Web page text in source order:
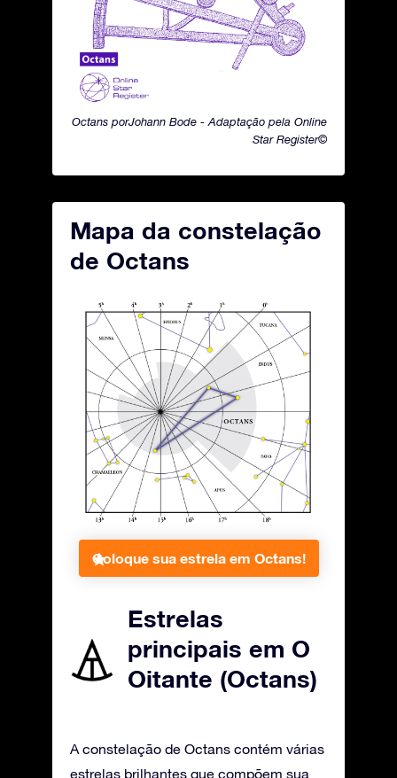
Octans porJohann Bode - Adaptação pela Online
Star Register©
Mapa da constelação
de Octans
Coloque sua estrela em Octans!
Estrelas
principais em O
Oitante (Octans)
A constelação de Octans contém várias
estrelas brilhantes que compõem sua